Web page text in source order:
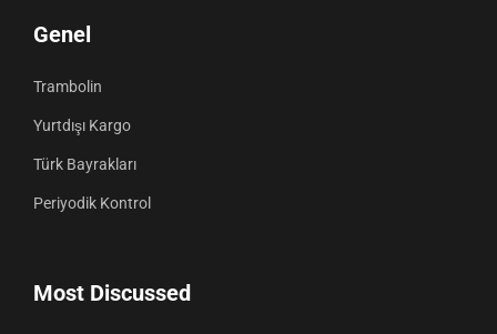
Genel
Trambolin
Yurtdışı Kargo
Türk Bayrakları
Periyodik Kontrol
Most Discussed